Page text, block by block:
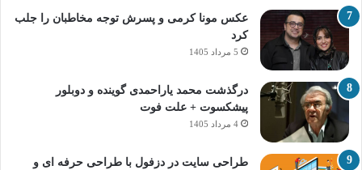
عکس مونا کرمی و پسرش توجه مخاطبان را جلب
کرد
5 مرداد 1405
درگذشت محمد یاراحمدی گوینده و دوبلور
پیشکسوت + علت فوت
4 مرداد 1405
طراحی سایت در دزفول با طراحی حرفه‌ ای و